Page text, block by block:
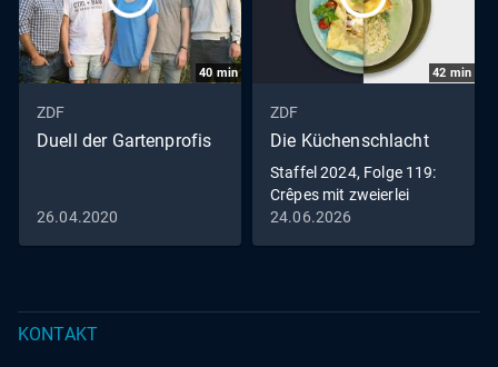
40 min
ZDF
Duell der Gartenprofis
26.04.2020
42 min
ZDF
Die Küchenschlacht
Staffel 2024, Folge 119:
Crêpes mit zweierlei
Füllung vs. Zitrus-
24.06.2026
KONTAKT